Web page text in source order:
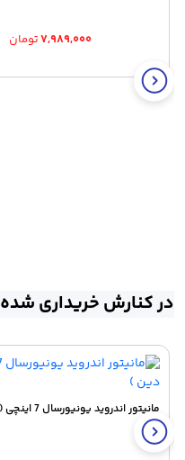
۷,۹۸۹,۰۰۰تومان
در کنارش خریداری شده
مانیتور اندروید یونیورسال 7 اینچی (دو دین )